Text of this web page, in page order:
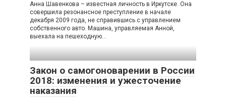
Анна Шавенкова – известная личность в Иркутске. Она
совершила резонансное преступление в начале
декабря 2009 года, не справившись с управлением
собственного авто. Машина, управляемая Анной,
выехала на пешеходную…
Закон о самогоноварении в России
2018: изменения и ужесточение
наказания